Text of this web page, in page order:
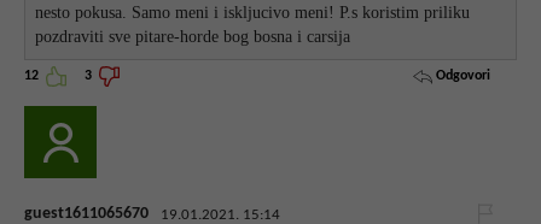
nesto pokusa. Samo meni i iskljucivo meni! P.s koristim priliku
pozdraviti sve pitare-horde bog bosna i carsija
12 3 Odgovori
guest1611065670 19.01.2021. 15:14